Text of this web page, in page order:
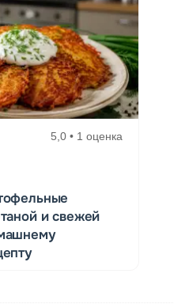
5,0 • 1 оценка
и свежей